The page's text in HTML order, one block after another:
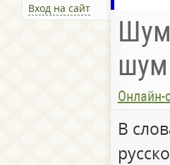
Вход на сайт
Шум
шум
Онлайн-
В